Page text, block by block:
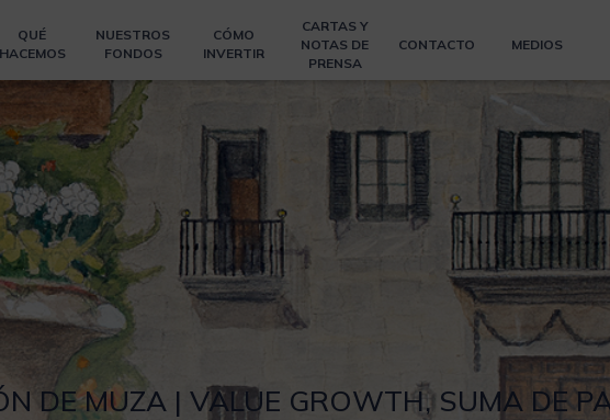
QUÉ
HACEMOS
NUESTROS
FONDOS
CÓMO
INVERTIR
CARTAS Y
NOTAS DE
PRENSA
CONTACTO MEDIOS
DE MUZA | VALUE GROWTH, SUMA DE